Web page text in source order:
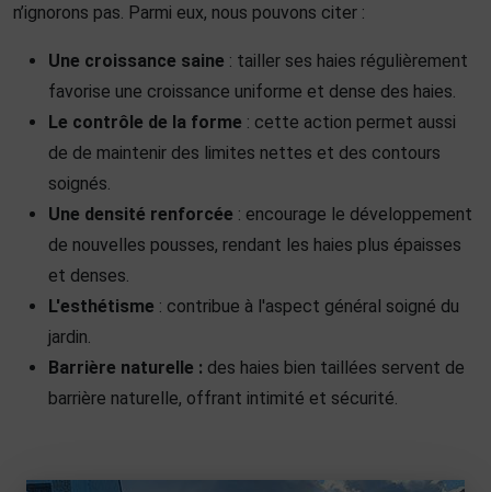
n’ignorons pas. Parmi eux, nous pouvons citer :
Une croissance saine : tailler ses haies régulièrement
favorise une croissance uniforme et dense des haies.
Le contrôle de la forme : cette action permet aussi
de de maintenir des limites nettes et des contours
soignés.
Une densité renforcée : encourage le développement
de nouvelles pousses, rendant les haies plus épaisses
et denses.
L'esthétisme : contribue à l'aspect général soigné du
jardin.
Barrière naturelle : des haies bien taillées servent de
barrière naturelle, offrant intimité et sécurité.